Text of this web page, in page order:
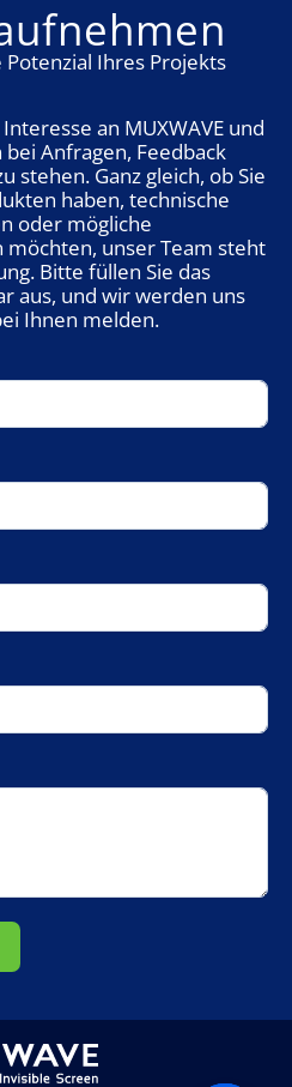
Potenzial Ihres Projekts
an MUXWAVE und
Anfragen, Feedback
stehen. Ganz gleich, ob Sie
haben, technische
oder mögliche
unser Team steht
Bitte füllen Sie das
aus, und wir werden uns
Ihnen melden.